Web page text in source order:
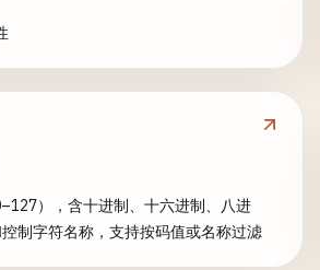
），含十进制、十六进制、八进
制字符名称，支持按码值或名称过滤